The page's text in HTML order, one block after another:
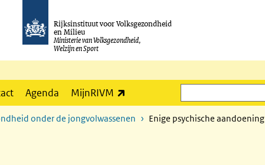
Rijksinstituut voor Volksgezondheid
en Milieu
Ministerie van Volksgezondheid,
Welzijn en Sport
Agenda MijnRIVM
Zoeken
onder de jongvolwassenen Enige psychische aandoening